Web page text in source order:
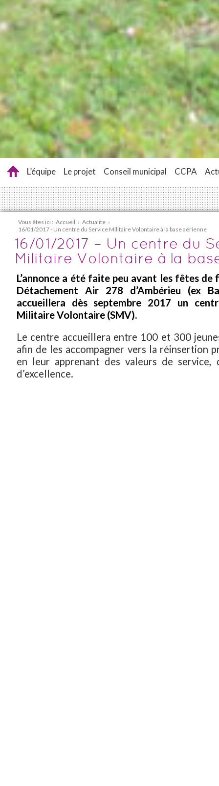
L’équipe Le projet Conseil municipal CCPA
Vous êtes ici : Accueil › Actualite ›
16/01/2017 - Un centre du Service Militaire Volontaire à la base aérienne
16/01/2017 – Un centre du
Militaire Volontaire à la
L’annonce a été faite peu avant les fêtes de
Détachement Air 278 d’Ambérieu (ex
accueillera dès septembre 2017 un
Militaire Volontaire (SMV).
Le centre accueillera entre 100 et 300
afin de les accompagner vers la réinsertion
en leur apprenant des valeurs de service,
d’excellence.